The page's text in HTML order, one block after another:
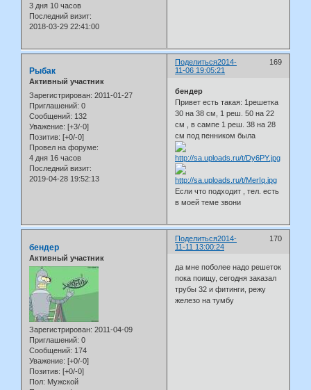
3 дня 10 часов
Последний визит:
2018-03-29 22:41:00
Поделиться 169
2014-
11-06 19:05:21
Рыбак
Активный участник
Зарегистрирован: 2011-01-27
Приглашений: 0
Сообщений: 132
Уважение: [+3/-0]
Позитив: [+0/-0]
Провел на форуме:
4 дня 16 часов
Последний визит:
2019-04-28 19:52:13
бендер
Привет есть такая: 1решетка
30 на 38 см, 1 реш. 50 на 22
см , в сампе 1 реш. 38 на 28
см под пенником была
Если что подходит , тел. есть
в моей теме звони
Поделиться 170
2014-
11-11 13:00:24
бендер
Активный участник
Зарегистрирован: 2011-04-09
Приглашений: 0
Сообщений: 174
Уважение: [+0/-0]
Позитив: [+0/-0]
Пол: Мужской
да мне поболее надо решеток
пока поищу, сегодня заказал
трубы 32 и фитинги, режу
железо на тумбу